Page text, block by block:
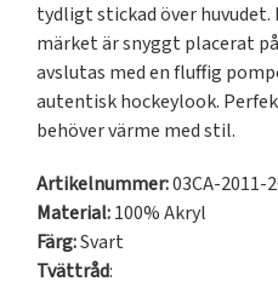
tydligt stickad över huvudet.
märket är snyggt placerat
avslutas med en fluffig
autentisk hockeylook.
behöver värme med stil.
Artikelnummer:03CA-2011-
Material:100% Akryl
Färg:Svart
Tvättråd: